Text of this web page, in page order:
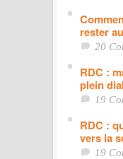
rester
20
RDC :
plein
19
RDC :
vers la
19